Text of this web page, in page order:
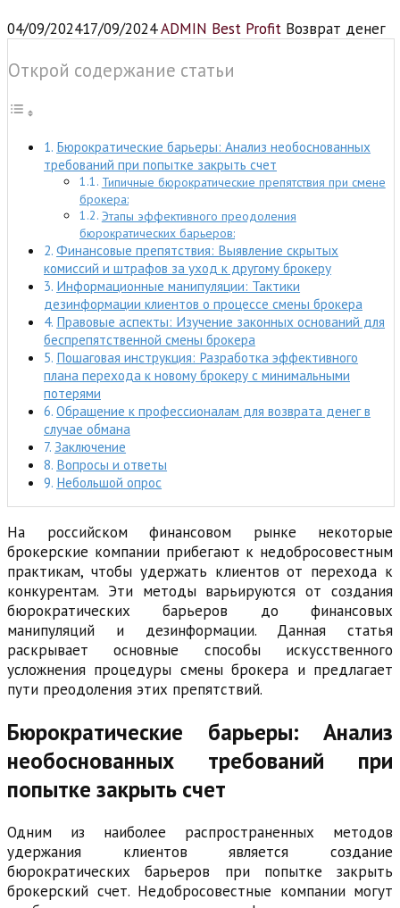
04/09/202417/09/2024ADMIN Best Profit Возврат денег
Открой содержание статьи
Бюрократические барьеры: Анализ необоснованных
требований при попытке закрыть счет
Типичные бюрократические препятствия при смене
брокера:
Этапы эффективного преодоления
бюрократических барьеров:
Финансовые препятствия: Выявление скрытых
комиссий и штрафов за уход к другому брокеру
Информационные манипуляции: Тактики
дезинформации клиентов о процессе смены брокера
Правовые аспекты: Изучение законных оснований для
беспрепятственной смены брокера
Пошаговая инструкция: Разработка эффективного
плана перехода к новому брокеру с минимальными
потерями
Обращение к профессионалам для возврата денег в
случае обмана
Заключение
Вопросы и ответы
Небольшой опрос
На российском финансовом рынке некоторые
брокерские компании прибегают к недобросовестным
практикам, чтобы удержать клиентов от перехода к
конкурентам. Эти методы варьируются от создания
бюрократических барьеров до финансовых
манипуляций и дезинформации. Данная статья
раскрывает основные способы искусственного
усложнения процедуры смены брокера и предлагает
пути преодоления этих препятствий.
Бюрократические барьеры: Анализ
необоснованных требований при
попытке закрыть счет
Одним из наиболее распространенных методов
удержания клиентов является создание
бюрократических барьеров при попытке закрыть
брокерский счет. Недобросовестные компании могут